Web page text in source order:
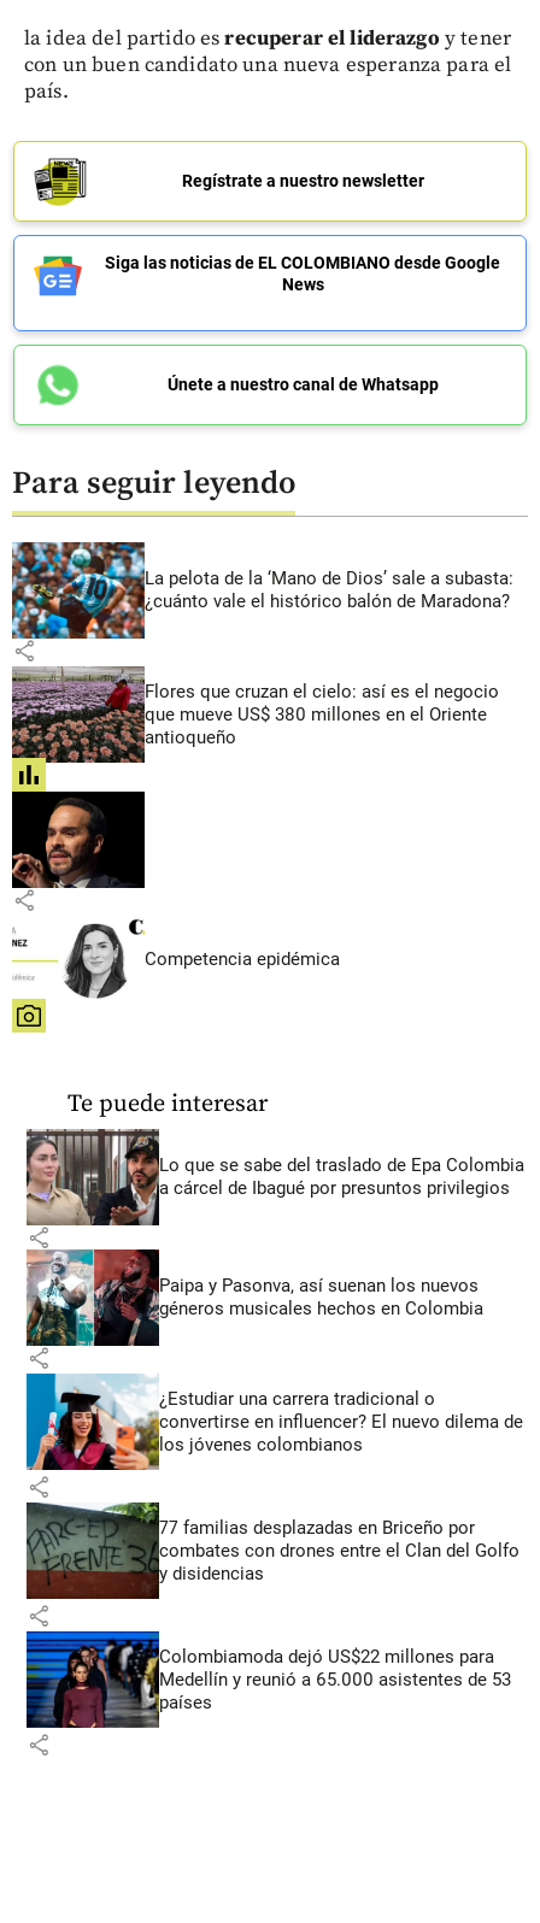
la idea del partido esrecuperar el liderazgo y tener
con un buen candidato una nueva esperanza para el
país.
Regístrate a nuestro newsletter
Siga las noticias de EL COLOMBIANO desde Google
News
Únete a nuestro canal de Whatsapp
Para seguir leyendo
La pelota de la ‘Mano de Dios’ sale a subasta:
¿cuánto vale el histórico balón de Maradona?
share
Flores que cruzan el cielo: así es el negocio
que mueve US$ 380 millones en el Oriente
antioqueño
share
share
Competencia epidémica
share
Te puede interesar
Lo que se sabe del traslado de Epa Colombia
a cárcel de Ibagué por presuntos privilegios
share
Paipa y Pasonva, así suenan los nuevos
géneros musicales hechos en Colombia
share
¿Estudiar una carrera tradicional o
convertirse en influencer? El nuevo dilema de
los jóvenes colombianos
share
77 familias desplazadas en Briceño por
combates con drones entre el Clan del Golfo
y disidencias
share
Colombiamoda dejó US$22 millones para
Medellín y reunió a 65.000 asistentes de 53
países
share